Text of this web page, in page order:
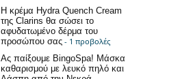
Η κρέμα Hydra Quench Cream
της Clarins θα σώσει το
αφυδατωμένο δέρμα του
προσώπου σας - 1 προβολές
Ας παίξουμε BingoSpa! Μάσκα
καθαρισμού με λευκό πηλό και